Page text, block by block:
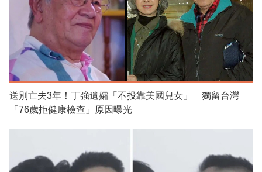
送別亡夫3年！丁強遺孀「不投靠美國兒女」 獨留台灣
「76歲拒健康檢查」原因曝光